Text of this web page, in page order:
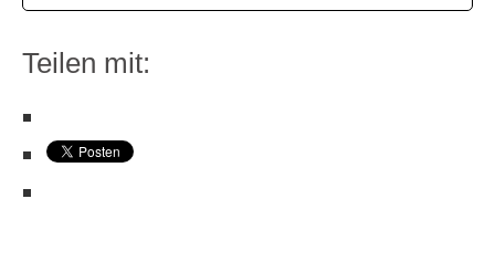
Teilen mit: